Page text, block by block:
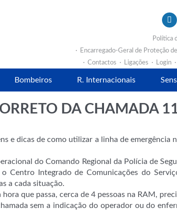
Política
Encarregado-Geral de Proteção
Contactos
Ligações Login
Bombeiros R. Internacionais
DA CHAMADA
e dicas de como utilizar a linha de emergência
do Comando Regional da Polícia de
Centro Integrado de Comunicações do
a cada situação.
que passa, cerca de 4 pessoas na RAM,
sem a indicação do operador ou do